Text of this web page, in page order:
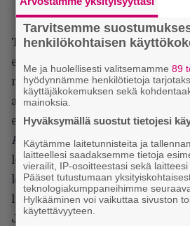
Tutkimusmatkaa johtaa
etuja ajava Vickers (
matkaa myös ihmistä täysin
androidi (Michael Fassbender
ei kuitenkaan kata kaikkia
Prometheuksensuurin ongelma
loppupuolella. Käsikirjoitus on
lenkki. Scott hallitsee
luomisen suvereenisti, mutta
Jon Spaihtsin
Tarvitsemme
henkilökohtaisen
Me ja huolellisesti valitsemamme 89
hyödynnämme henkilötietoja
käyttäjäkokemuksen sekä
mainoksia.
Hyväksymällä suostut tietojesi
Käytämme laitetunnisteita ja
laitteellesi saadaksemme tietoja
vierailit, IP-osoitteestasi sekä laitteesi
Pääset tutustumaan
teknologiakumppaneihimme
Hylkääminen voi vaikuttaa sivuston
käytettävyyteen.